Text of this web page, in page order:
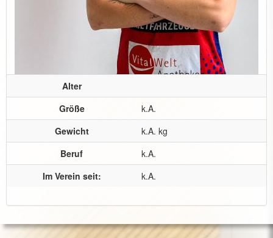
Alter
Größe
k.A.
Gewicht
k.A. kg
Beruf
k.A.
Im Verein seit:
k.A.